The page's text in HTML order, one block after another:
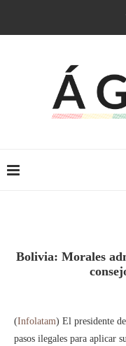
Bolivia: Morales
(Infolatam) El presidente
pasos ilegales para aplicar